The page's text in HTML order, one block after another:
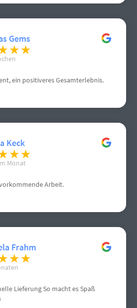
Gems
ein positiveres Gesamterlebnis.
Keck
Monat
Arbeit.
Frahm
Lieferung So macht es Spaß